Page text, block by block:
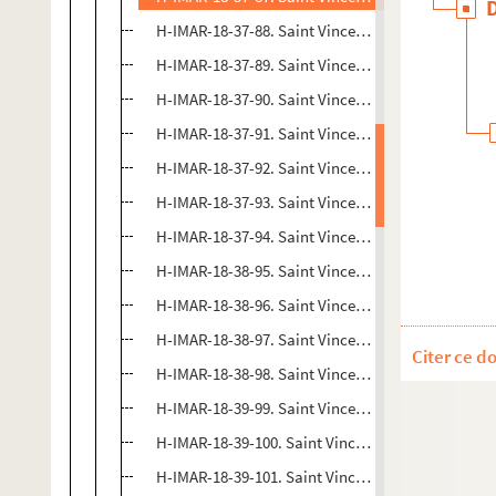
H-IMAR-18-37-88. Saint Vincent de Paul
H-IMAR-18-37-89. Saint Vincent de Paul
H-IMAR-18-37-90. Saint Vincent de Paul
H-IMAR-18-37-91. Saint Vincent de Paul
H-IMAR-18-37-92. Saint Vincent de Paul
H-IMAR-18-37-93. Saint Vincent de Paul
H-IMAR-18-37-94. Saint Vincent de Paul
H-IMAR-18-38-95. Saint Vincent de Paul
H-IMAR-18-38-96. Saint Vincent de Paul
H-IMAR-18-38-97. Saint Vincent de Paul
H-IMAR-18-38-98. Saint Vincent de Paul
H-IMAR-18-39-99. Saint Vincent de Paul
H-IMAR-18-39-100. Saint Vincent de Paul
H-IMAR-18-39-101. Saint Vincent de Paul
Citer ce